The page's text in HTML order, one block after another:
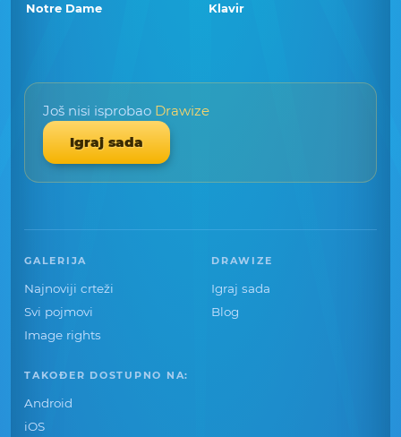
Notre Dame Klavir
Još nisi isprobao Drawize
Igraj sada
GALERIJA
Najnoviji crteži
Svi pojmovi
Image rights
DRAWIZE
Igraj sada
Blog
TAKOĐER DOSTUPNO NA:
Android
iOS